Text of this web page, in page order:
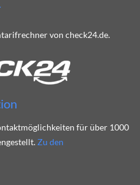
von check24.de.
für über 1000
Zu den